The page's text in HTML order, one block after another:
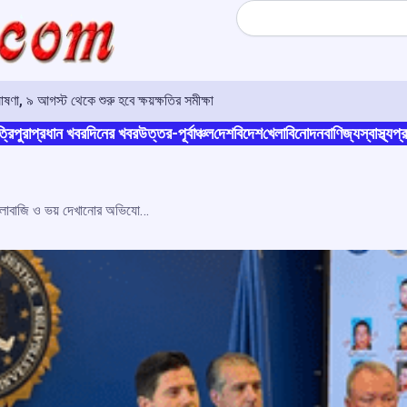
Search
৯ আগস্ট থেকে শুরু হবে ক্ষয়ক্ষতির সমীক্ষা
প্রধান খবরদিনের খবরউত্তর-পূর্বাঞ্চলদেশবিদেশখেলাবিনোদনবাণিজ্যস্বাস্থ্য